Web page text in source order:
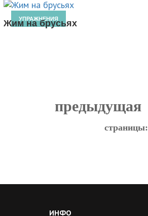
УПРАЖНЕНИЯ
Жим на брусьях
предыдущая
страницы:
ИНФО